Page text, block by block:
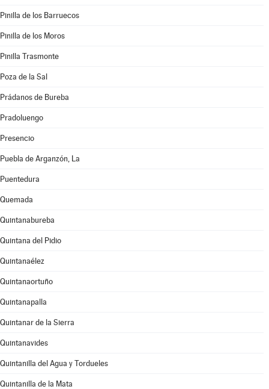
Pinilla de los Barruecos
Pinilla de los Moros
Pinilla Trasmonte
Poza de la Sal
Prádanos de Bureba
Pradoluengo
Presencio
Puebla de Arganzón, La
Puentedura
Quemada
Quintanabureba
Quintana del Pidio
Quintanaélez
Quintanaortuño
Quintanapalla
Quintanar de la Sierra
Quintanavides
Quintanilla del Agua y Tordueles
Quintanilla de la Mata